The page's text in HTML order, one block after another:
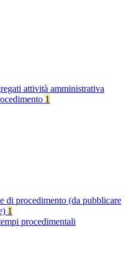
attività amministrativa
1
di procedimento (da pubblicare
1
procedimentali